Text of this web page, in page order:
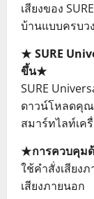
เสียงของ
บ้านแบบครบว
★ SURE
ขึ้น★
SURE
ดาวน์โหลดคุ
สมาร์ทไลท์เค
★การควบคุม
ใช้คำสั่งเสียง
เสียงภายนอก